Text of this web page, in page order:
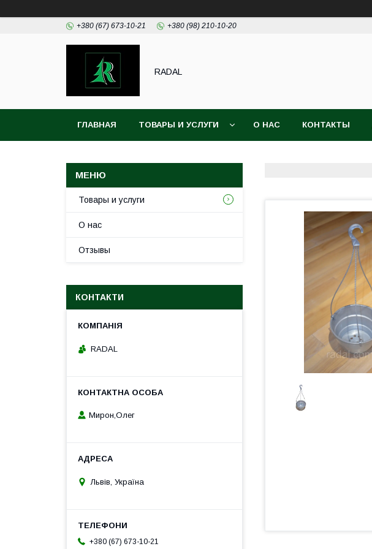
+380 (67) 673-10-21 +380 (98) 210-10-20
RADAL
ГЛАВНАЯ ТОВАРЫ И УСЛУГИ О НАС КОНТАКТЫ
Товары и услуги
О нас
Отзывы
КОНТАКТИ
RADAL
Мирон,Олег
Львів, Україна
+380 (67) 673-10-21